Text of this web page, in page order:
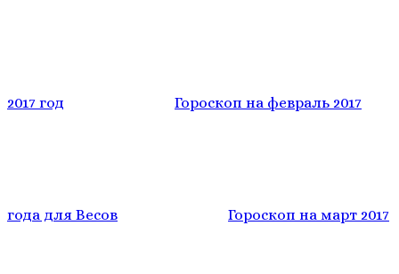
2017 год Гороскоп на февраль 2017
года для Весов Гороскоп на март 2017